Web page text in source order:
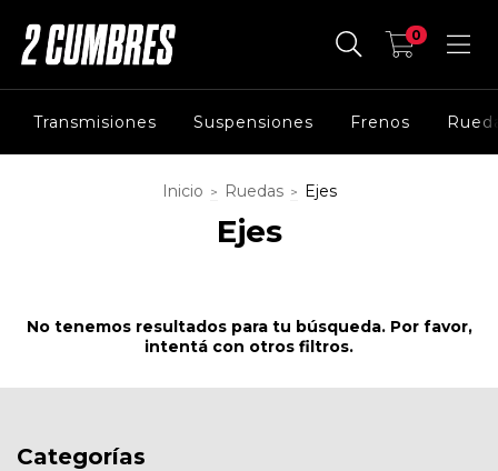
0
Transmisiones Suspensiones Frenos
Inicio > Ruedas > Ejes
Ejes
No tenemos resultados para tu búsqueda. Por favor,
intentá con otros filtros.
Categorías